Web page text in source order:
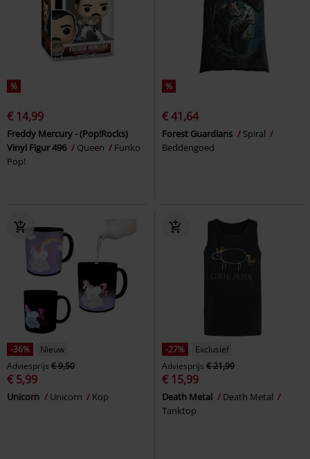
%
€ 14,99
Freddy Mercury - (Pop!Rocks)
Vinyl Figur 496
Queen
Funko
Pop!
%
€ 41,64
Forest Guardians
Spiral
Beddengoed
-36%
Nieuw
Adviesprijs € 9,50
€ 5,99
Unicorn Unicorn Kop
-27%
Exclusief
Adviesprijs € 21,99
€ 15,99
Death Metal
Death Metal
Tanktop